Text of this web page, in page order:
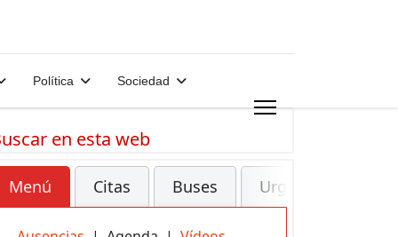
Política Sociedad
en esta web
Menú Citas Buses Urgencias